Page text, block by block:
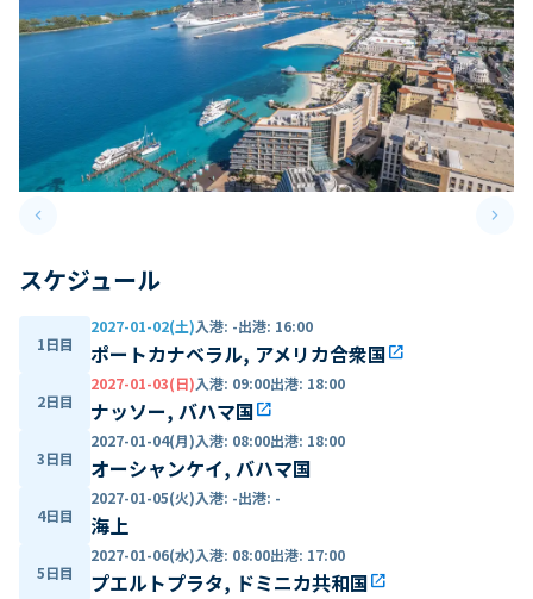
keyboard_arrow_leftPrevious slide keyboard_arrow_right
スケジュール
1日目
2027-01-02(土)入港: -出港: 16:00
ポートカナベラル, アメリカ合衆国open_in_new
2日目
2027-01-03(日)入港: 09:00出港: 18:00
ナッソー, バハマ国open_in_new
3日目
2027-01-04(月)入港: 08:00出港: 18:00
オーシャンケイ, バハマ国
4日目
2027-01-05(火)入港: -出港: -
海上
5日目
2027-01-06(水)入港: 08:00出港: 17:00
プエルトプラタ, ドミニカ共和国open_in_new